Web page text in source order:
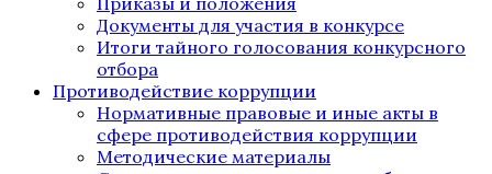
Документы для участия в конкурсе
Итоги тайного голосования конкурсного
отбора
Противодействие коррупции
Нормативные правовые и иные акты в
сфере противодействия коррупции
Методические материалы